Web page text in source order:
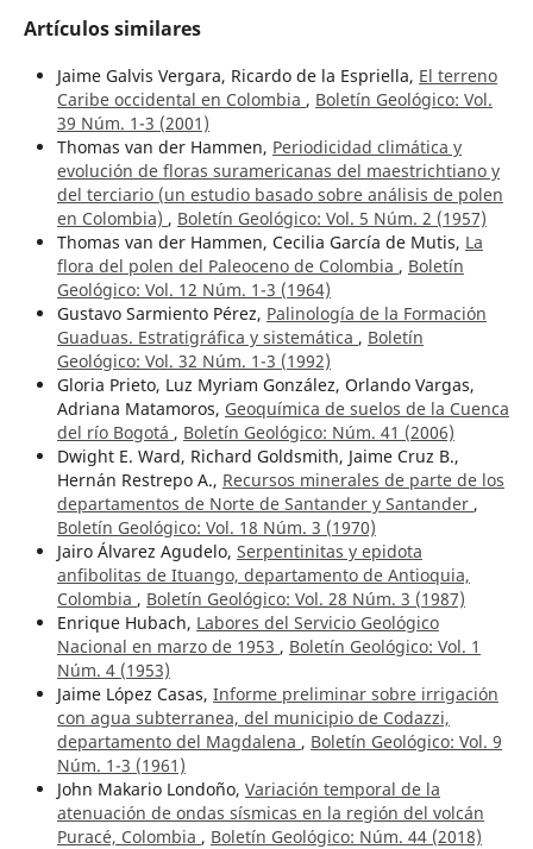
Artículos similares
Jaime Galvis Vergara, Ricardo de la Espriella, El terreno
Caribe occidental en Colombia , Boletín Geológico: Vol.
39 Núm. 1-3 (2001)
Thomas van der Hammen, Periodicidad climática y
evolución de floras suramericanas del maestrichtiano y
del terciario (un estudio basado sobre análisis de polen
en Colombia) , Boletín Geológico: Vol. 5 Núm. 2 (1957)
Thomas van der Hammen, Cecilia García de Mutis, La
flora del polen del Paleoceno de Colombia , Boletín
Geológico: Vol. 12 Núm. 1-3 (1964)
Gustavo Sarmiento Pérez, Palinología de la Formación
Guaduas. Estratigráfica y sistemática , Boletín
Geológico: Vol. 32 Núm. 1-3 (1992)
Gloria Prieto, Luz Myriam González, Orlando Vargas,
Adriana Matamoros, Geoquímica de suelos de la Cuenca
del río Bogotá , Boletín Geológico: Núm. 41 (2006)
Dwight E. Ward, Richard Goldsmith, Jaime Cruz B.,
Hernán Restrepo A., Recursos minerales de parte de los
departamentos de Norte de Santander y Santander ,
Boletín Geológico: Vol. 18 Núm. 3 (1970)
Jairo Álvarez Agudelo, Serpentinitas y epidota
anfibolitas de Ituango, departamento de Antioquia,
Colombia , Boletín Geológico: Vol. 28 Núm. 3 (1987)
Enrique Hubach, Labores del Servicio Geológico
Nacional en marzo de 1953 , Boletín Geológico: Vol. 1
Núm. 4 (1953)
Jaime López Casas, Informe preliminar sobre irrigación
con agua subterranea, del municipio de Codazzi,
departamento del Magdalena , Boletín Geológico: Vol. 9
Núm. 1-3 (1961)
John Makario Londoño, Variación temporal de la
atenuación de ondas sísmicas en la región del volcán
Puracé, Colombia , Boletín Geológico: Núm. 44 (2018)